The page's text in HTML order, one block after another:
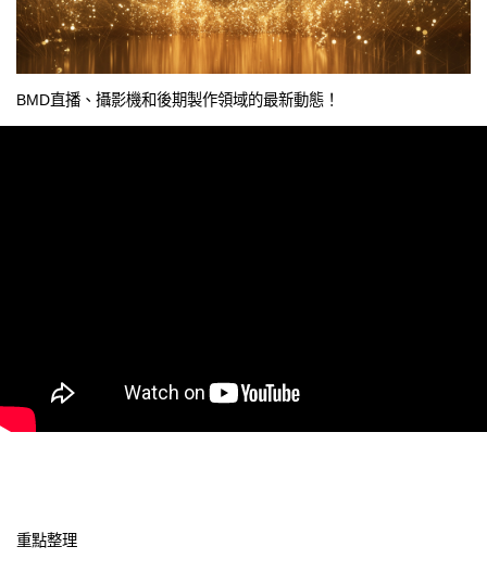
BMD直播、攝影機和後期製作領域的最新動態！
重點整理